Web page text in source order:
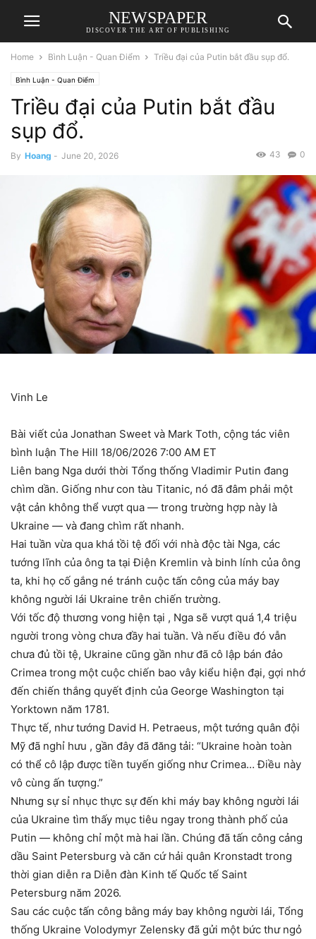
NEWSPAPER
DISCOVER THE ART OF PUBLISHING
Home Bình Luận - Quan Điểm Triều đại của Putin bắt đầu sụp đổ.
Bình Luận - Quan Điểm
Triều đại của Putin bắt đầu
sụp đổ.
By Hoang - June 20, 2026 0
43
Vinh Le
Bài viết của Jonathan Sweet và Mark Toth, cộng tác viên
bình luận The Hill 18/06/2026 7:00 AM ET
Liên bang Nga dưới thời Tổng thống Vladimir Putin đang
chìm dần. Giống như con tàu Titanic, nó đã đâm phải một
vật cản không thể vượt qua — trong trường hợp này là
Ukraine — và đang chìm rất nhanh.
Hai tuần vừa qua khá tồi tệ đối với nhà độc tài Nga, các
tướng lĩnh của ông ta tại Điện Kremlin và binh lính của ông
ta, khi họ cố gắng né tránh cuộc tấn công của máy bay
không người lái Ukraine trên chiến trường.
Với tốc độ thương vong hiện tại , Nga sẽ vượt quá 1,4 triệu
người trong vòng chưa đầy hai tuần. Và nếu điều đó vẫn
chưa đủ tồi tệ, Ukraine cũng gần như đã cô lập bán đảo
Crimea trong một cuộc chiến bao vây kiểu hiện đại, gợi nhớ
đến chiến thắng quyết định của George Washington tại
Yorktown năm 1781.
Thực tế, như tướng David H. Petraeus, một tướng quân đội
Mỹ đã nghỉ hưu , gần đây đã đăng tải: “Ukraine hoàn toàn
có thể cô lập được tiền tuyến giống như Crimea… Điều này
vô cùng ấn tượng.”
Nhưng sự sỉ nhục thực sự đến khi máy bay không người lái
của Ukraine tìm thấy mục tiêu ngay trong thành phố của
Putin — không chỉ một mà hai lần. Chúng đã tấn công cảng
dầu Saint Petersburg và căn cứ hải quân Kronstadt trong
thời gian diễn ra Diễn đàn Kinh tế Quốc tế Saint
Petersburg năm 2026.
Sau các cuộc tấn công bằng máy bay không người lái, Tổng
thống Ukraine Volodymyr Zelensky đã gửi một bức thư ngỏ